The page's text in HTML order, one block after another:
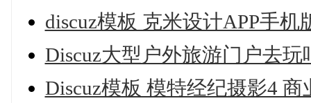
discuz模板 克米设计APP手机
Discuz大型户外旅游门户去玩
Discuz模板 模特经纪摄影4